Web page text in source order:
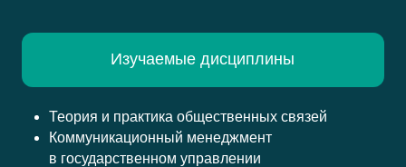
Теория и практика общественных связей
Коммуникационный менеджмент
в государственном управлении
Изучаемые дисциплины